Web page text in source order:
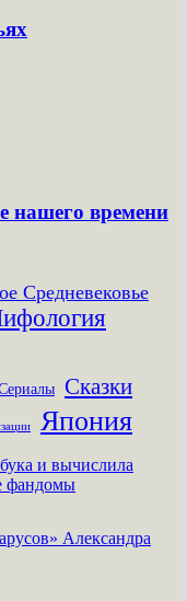
нашего времени
Средневековье
Сказки
Япония
и вычислила
фандомы
Александра